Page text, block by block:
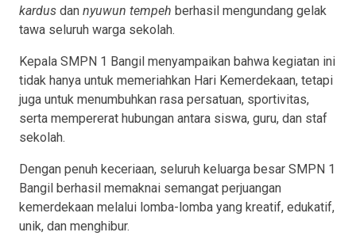
kardus dan nyuwun tempeh berhasil mengundang gelak
tawa seluruh warga sekolah.
Kepala SMPN 1 Bangil menyampaikan bahwa kegiatan ini
tidak hanya untuk memeriahkan Hari Kemerdekaan, tetapi
juga untuk menumbuhkan rasa persatuan, sportivitas,
serta mempererat hubungan antara siswa, guru, dan staf
sekolah.
Dengan penuh keceriaan, seluruh keluarga besar SMPN 1
Bangil berhasil memaknai semangat perjuangan
kemerdekaan melalui lomba-lomba yang kreatif, edukatif,
unik, dan menghibur.